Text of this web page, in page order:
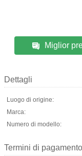
Miglior
Dettagli
Luogo di origine:
Marca:
Numero di modello:
Termini di